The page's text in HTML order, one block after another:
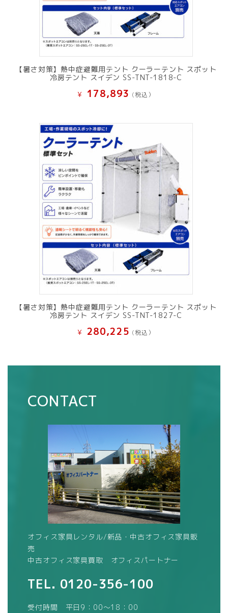
【暑さ対策】熱中症避難用テント クーラーテント スポット
冷房テント スイデン SS-TNT-1818-C
¥ 178,893 (税込）
【暑さ対策】熱中症避難用テント クーラーテント スポット
冷房テント スイデン SS-TNT-1827-C
¥ 280,225 (税込）
CONTACT
オフィス家具レンタル/新品・中古オフィス家具販
売
中古オフィス家具買取 オフィスパートナー
TEL. 0120-356-100
受付時間 平日9：00～18：00